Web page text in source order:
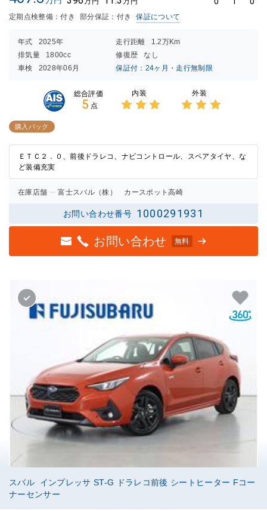
定期点検整備：付き 部分保証：付き 保証について
年式 2025年 走行距離
1.2万Km
排気量
1800cc 修復歴
なし
車検
2028年06月 保証付：24ヶ月・走行無制限
総合評価
5 点
内装 外装
購入パック
ＥＴＣ２．０、前後ドラレコ、ナビコントロール、スペアタイヤ、な
ど装備充実
在庫店舗 富士スバル（株） カースポット高崎
お問い合わせ番号 1000291931
お問い合わせ 無料
スバル インプレッサ ST-G ドラレコ前後 シートヒーター Fコー
ナーセンサー